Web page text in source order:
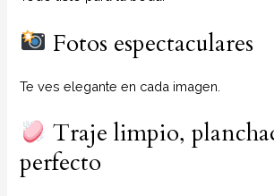
Fotos espectaculares
Te ves elegante en cada imagen.
Traje limpio,
perfecto